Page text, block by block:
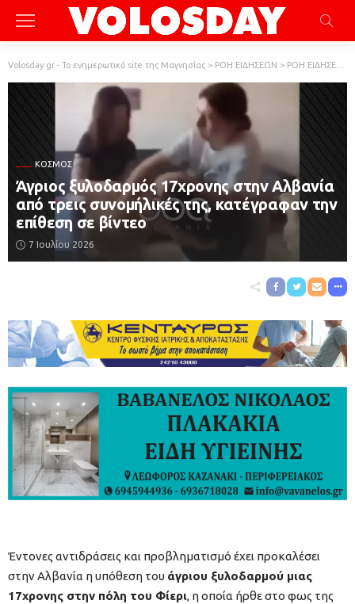
Volosday.gr - Το ενημερωτικό site της Μαγνησίας > ΡΟΗ ΕΙΔΗΣΕΩΝ > ΡΟΗ ΕΙΔΗΣΕΩΝ
ΚΌΣΜΟΣ
Άγριος ξυλοδαρμός 17χρονης στην Αλβανία
από τρεις συνομήλικές της, κατέγραφαν την
επίθεση σε βίντεο
7 Ιουλίου 2026
Έντονες αντιδράσεις και προβληματισμό έχει προκαλέσει
στην Αλβανία η υπόθεση του άγριου ξυλοδαρμού μιας
17χρονης στην πόλη του Φίερι, η οποία ήρθε στο φως της